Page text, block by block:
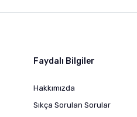
Faydalı Bilgiler
Hakkımızda
Sıkça Sorulan Sorular